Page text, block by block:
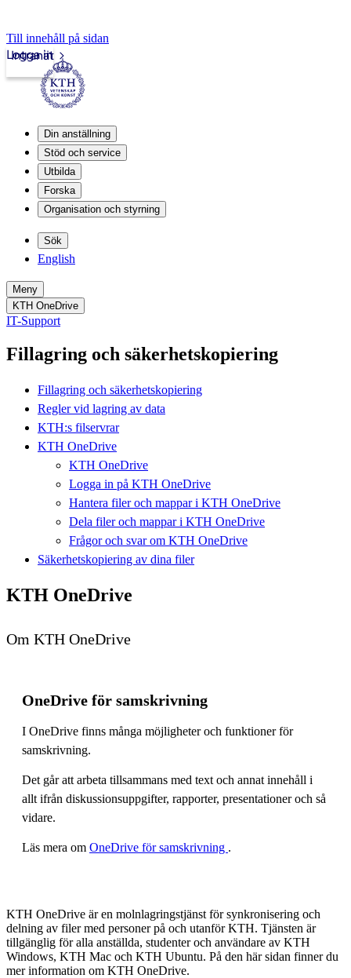
Till innehåll på sidan
Intranät
Logga in
Din anställning
Stöd och service
Utbilda
Forska
Organisation och styrning
Sök
English
Meny
KTH OneDrive
IT-Support
Fillagring och säkerhetskopiering
Fillagring och säkerhetskopiering
Regler vid lagring av data
KTH:s filservrar
KTH OneDrive
KTH OneDrive
Logga in på KTH OneDrive
Hantera filer och mappar i KTH OneDrive
Dela filer och mappar i KTH OneDrive
Frågor och svar om KTH OneDrive
Säkerhetskopiering av dina filer
KTH OneDrive
Om KTH OneDrive
OneDrive för samskrivning
I OneDrive finns många möjligheter och funktioner för
samskrivning.
Det går att arbeta tillsammans med text och annat innehåll i
allt ifrån diskussionsuppgifter, rapporter, presentationer och så
vidare.
Läs mera om OneDrive för samskrivning .
KTH OneDrive är en molnlagringstjänst för synkronisering och
delning av filer med personer på och utanför KTH. Tjänsten är
tillgänglig för alla anställda, studenter och användare av KTH
Windows, KTH Mac och KTH Ubuntu. På den här sidan finner du
mer information om KTH OneDrive.